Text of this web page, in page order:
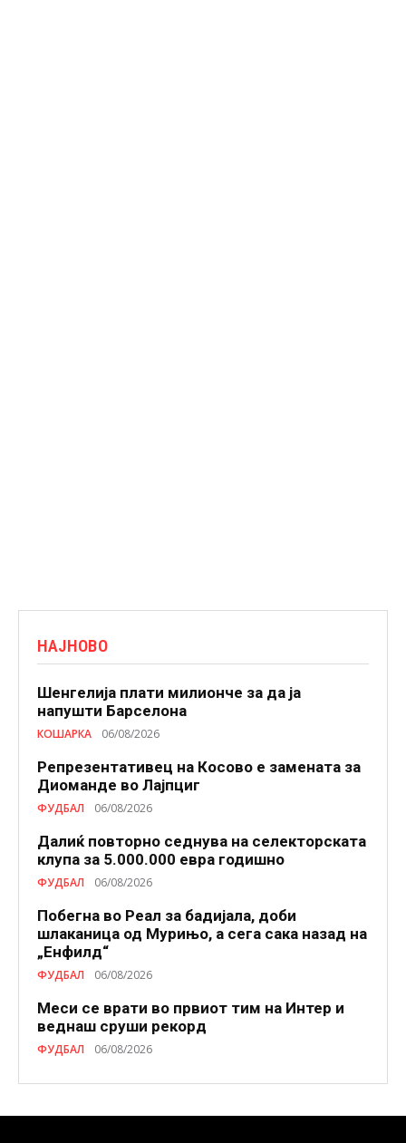
НАЈНОВО
Шенгелија плати милионче за да ја
напушти Барселона
КОШАРКА 06/08/2026
Репрезентативец на Косово е замената за
Диоманде во Лајпциг
ФУДБАЛ 06/08/2026
Далиќ повторно седнува на селекторската
клупа за 5.000.000 евра годишно
ФУДБАЛ 06/08/2026
Побегна во Реал за бадијала, доби
шлаканица од Мурињо, а сега сака назад на
„Енфилд“
ФУДБАЛ 06/08/2026
Меси се врати во првиот тим на Интер и
веднаш сруши рекорд
ФУДБАЛ 06/08/2026